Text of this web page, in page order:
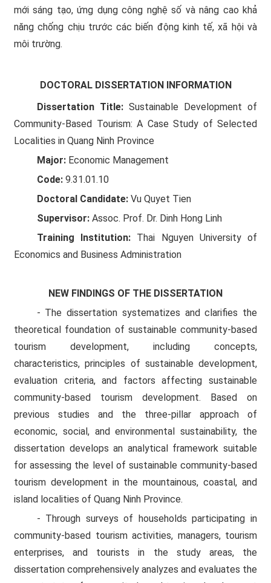
mới sáng tạo, ứng dụng công nghệ số và nâng cao khả
năng chống chịu trước các biến động kinh tế, xã hội và
môi trường.
DOCTORAL DISSERTATION INFORMATION
Dissertation Title:Sustainable Development of
Community-Based Tourism: A Case Study of Selected
Localities in Quang Ninh Province
Major:Economic Management
Code:9.31.01.10
Doctoral Candidate:Vu Quyet Tien
Supervisor:Assoc. Prof. Dr. Dinh Hong Linh
Training Institution: Thai Nguyen University of
Economics and Business Administration
NEW FINDINGS OF THE DISSERTATION
- The dissertation systematizes and clarifies the
theoretical foundation of sustainable community-based
tourism development, including concepts,
characteristics, principles of sustainable development,
evaluation criteria, and factors affecting sustainable
community-based tourism development. Based on
previous studies and the three-pillar approach of
economic, social, and environmental sustainability, the
dissertation develops an analytical framework suitable
for assessing the level of sustainable community-based
tourism development in the mountainous, coastal, and
island localities of Quang Ninh Province.
- Through surveys of households participating in
community-based tourism activities, managers, tourism
enterprises, and tourists in the study areas, the
dissertation comprehensively analyzes and evaluates the